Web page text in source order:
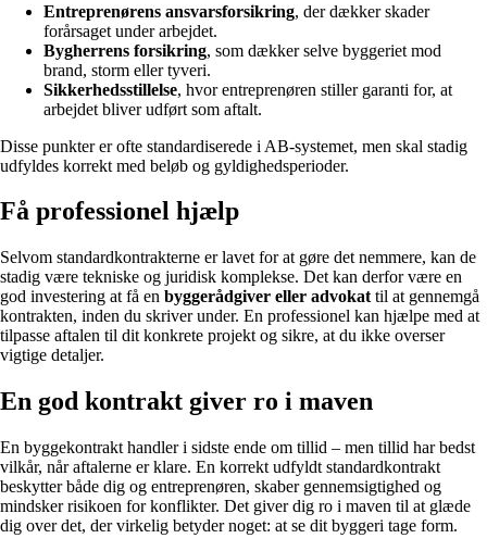
Entreprenørens ansvarsforsikring, der dækker skader
forårsaget under arbejdet.
Bygherrens forsikring, som dækker selve byggeriet mod
brand, storm eller tyveri.
Sikkerhedsstillelse, hvor entreprenøren stiller garanti for, at
arbejdet bliver udført som aftalt.
Disse punkter er ofte standardiserede i AB-systemet, men skal stadig
udfyldes korrekt med beløb og gyldighedsperioder.
Få professionel hjælp
Selvom standardkontrakterne er lavet for at gøre det nemmere, kan de
stadig være tekniske og juridisk komplekse. Det kan derfor være en
god investering at få en byggerådgiver eller advokat til at gennemgå
kontrakten, inden du skriver under. En professionel kan hjælpe med at
tilpasse aftalen til dit konkrete projekt og sikre, at du ikke overser
vigtige detaljer.
En god kontrakt giver ro i maven
En byggekontrakt handler i sidste ende om tillid – men tillid har bedst
vilkår, når aftalerne er klare. En korrekt udfyldt standardkontrakt
beskytter både dig og entreprenøren, skaber gennemsigtighed og
mindsker risikoen for konflikter. Det giver dig ro i maven til at glæde
dig over det, der virkelig betyder noget: at se dit byggeri tage form.